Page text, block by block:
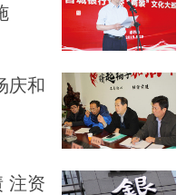
庆和
注资